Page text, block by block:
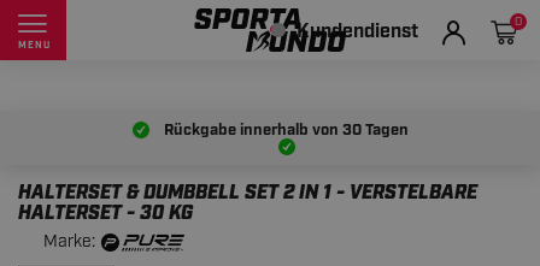
MENU Kundendienst 0
Rückgabe innerhalb von 30 Tagen
HALTERSET & DUMBBELL SET 2 IN 1 - VERSTELBARE
HALTERSET - 30 KG
Marke: